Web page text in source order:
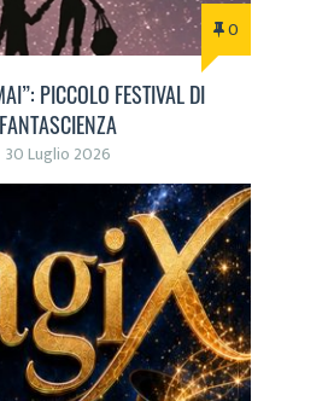
0
PICCOLO FESTIVAL DI
FANTASCIENZA
30 Luglio 2026